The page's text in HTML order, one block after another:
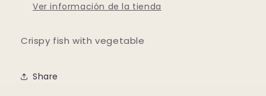
Ver información de la tienda
Crispy fish with vegetable
Share